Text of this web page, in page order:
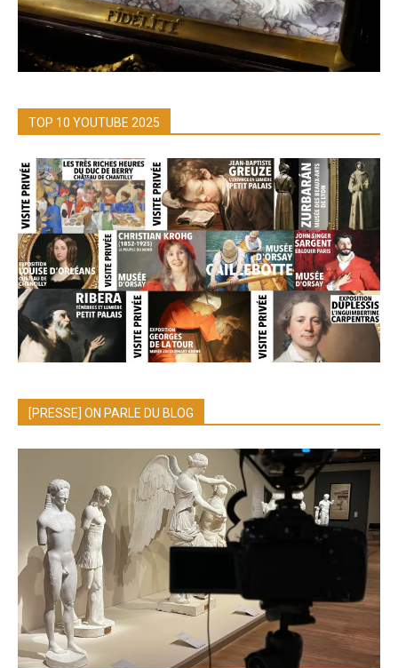
TOP 10 YOUTUBE 2025
[PRESSE] ON PARLE DU BLOG